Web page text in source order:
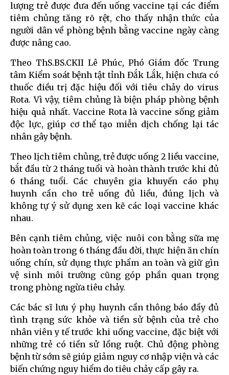
lượng trẻ được đưa đến uống vaccine tại các điểm
tiêm chủng tăng rõ rệt, cho thấy nhận thức của
người dân về phòng bệnh bằng vaccine ngày càng
được nâng cao.
Theo ThS.BS.CKII Lê Phúc, Phó Giám đốc Trung
tâm Kiểm soát bệnh tật tỉnh Đắk Lắk, hiện chưa có
thuốc điều trị đặc hiệu đối với tiêu chảy do virus
Rota. Vì vậy, tiêm chủng là biện pháp phòng bệnh
hiệu quả nhất. Vaccine Rota là vaccine sống giảm
độc lực, giúp cơ thể tạo miễn dịch chống lại tác
nhân gây bệnh.
Theo lịch tiêm chủng, trẻ được uống 2 liều vaccine,
bắt đầu từ 2 tháng tuổi và hoàn thành trước khi đủ
6 tháng tuổi. Các chuyên gia khuyến cáo phụ
huynh cần cho trẻ uống đủ liều, đúng lịch và
không tự ý sử dụng xen kẽ các loại vaccine khác
nhau.
Bên cạnh tiêm chủng, việc nuôi con bằng sữa mẹ
hoàn toàn trong 6 tháng đầu đời, thực hiện ăn chín
uống chín, sử dụng thực phẩm an toàn và giữ gìn
vệ sinh môi trường cũng góp phần quan trọng
trong phòng ngừa tiêu chảy.
Các bác sĩ lưu ý phụ huynh cần thông báo đầy đủ
tình trạng sức khỏe và tiền sử bệnh của trẻ cho
nhân viên y tế trước khi uống vaccine, đặc biệt với
những trẻ có tiền sử lồng ruột. Chủ động phòng
bệnh từ sớm sẽ giúp giảm nguy cơ nhập viện và các
biến chứng nguy hiểm do tiêu chảy cấp gây ra.